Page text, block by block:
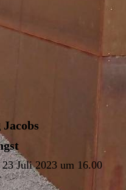
Juli 2023 um 16.00